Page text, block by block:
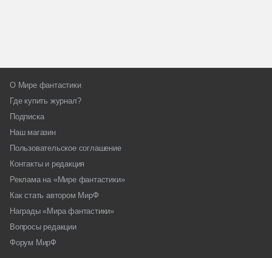
О Мире фантастики
Где купить журнал?
Подписка
Наш магазин
Пользовательское соглашение
Контакты и редакция
Реклама на «Мире фантастики»
Как стать автором МирФ
Награды «Мира фантастики»
Вопросы редакции
Форум МирФ